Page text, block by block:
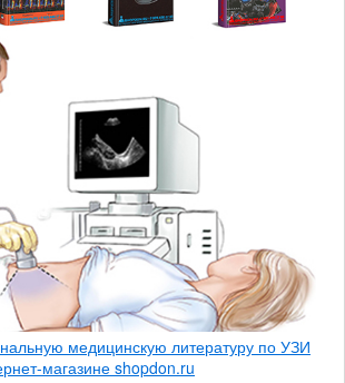
медицинскую литературу по УЗИ
магазине shopdon.ru